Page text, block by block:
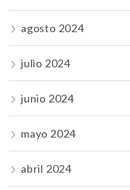
agosto 2024
julio 2024
junio 2024
mayo 2024
abril 2024